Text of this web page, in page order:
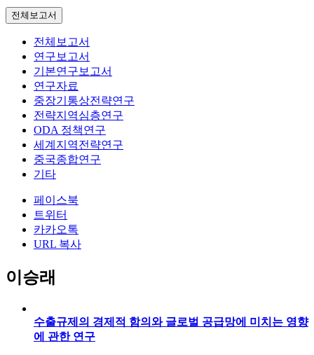
전체보고서
전체보고서
연구보고서
기본연구보고서
연구자료
중장기통상전략연구
전략지역심층연구
ODA 정책연구
세계지역전략연구
중국종합연구
기타
페이스북
트위터
카카오톡
URL 복사
이승래
수출규제의 경제적 함의와 글로벌 공급망에 미치는 영향
에 관한 연구